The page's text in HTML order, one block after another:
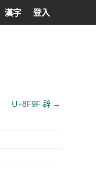
漢字 登入
U+8F9F 辟 →